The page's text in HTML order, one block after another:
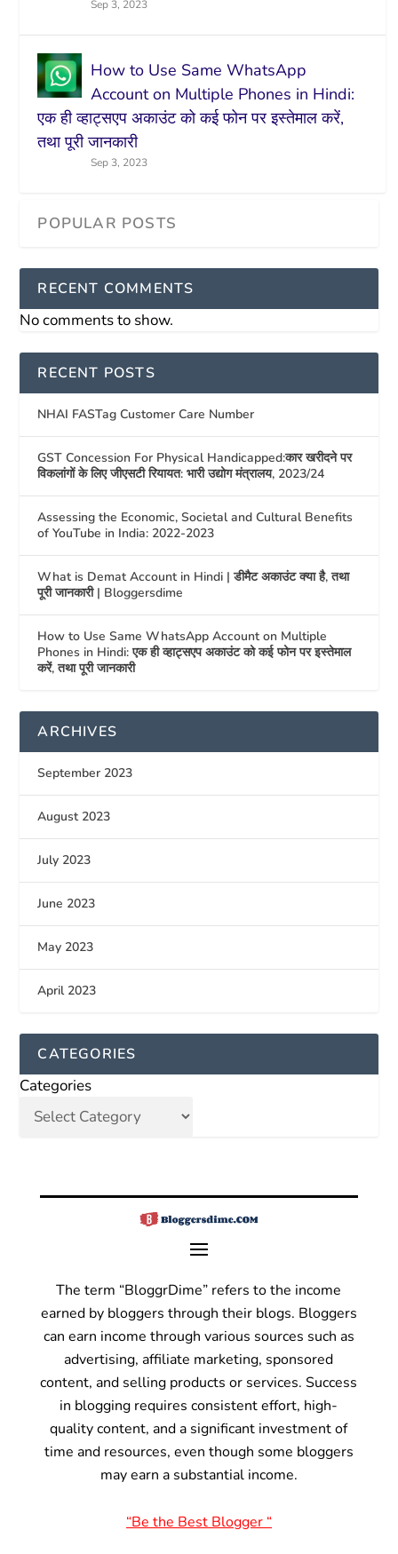
Sep 3, 2023
How to Use Same WhatsApp
Account on Multiple Phones in Hindi:
एक ही व्हाट्सएप अकाउंट को कई फोन पर इस्तेमाल करें,
तथा पूरी जानकारी
Sep 3, 2023
RECENT COMMENTS
No comments to show.
RECENT POSTS
NHAI FASTag Customer Care Number
GST Concession For Physical Handicapped:कार खरीदने पर
विकलांगों के लिए जीएसटी रियायत: भारी उद्योग मंत्रालय, 2023/24
Assessing the Economic, Societal and Cultural Benefits
of YouTube in India: 2022-2023
What is Demat Account in Hindi | डीमैट अकाउंट क्या है, तथा
पूरी जानकारी | Bloggersdime
How to Use Same WhatsApp Account on Multiple
Phones in Hindi: एक ही व्हाट्सएप अकाउंट को कई फोन पर इस्तेमाल
करें, तथा पूरी जानकारी
ARCHIVES
September 2023
August 2023
July 2023
June 2023
May 2023
April 2023
CATEGORIES
Categories
The term “BloggrDime” refers to the income
earned by bloggers through their blogs. Bloggers
can earn income through various sources such as
advertising, affiliate marketing, sponsored
content, and selling products or services. Success
in blogging requires consistent effort, high-
quality content, and a significant investment of
time and resources, even though some bloggers
may earn a substantial income.
“Be the Best Blogger “